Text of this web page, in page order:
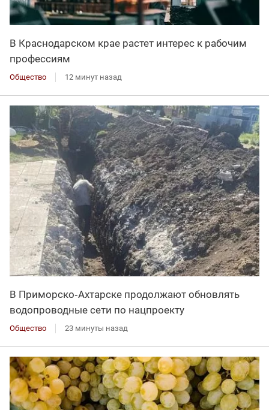
В Краснодарском крае растет интерес к рабочим
профессиям
Общество 12 минут назад
В Приморско‑Ахтарске продолжают обновлять
водопроводные сети по нацпроекту
Общество 23 минуты назад